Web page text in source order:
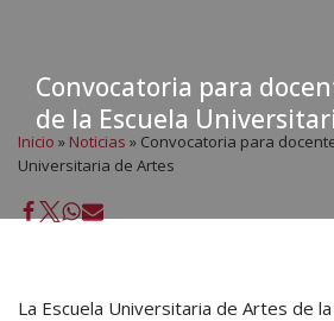
Convocatoria para
de la Escuela
Inicio » Noticias » Convocatoria para
Universitaria de Artes
La Escuela Universitaria de Artes de